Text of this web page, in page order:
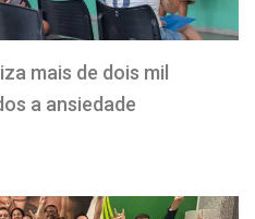
mais de dois mil
a ansiedade